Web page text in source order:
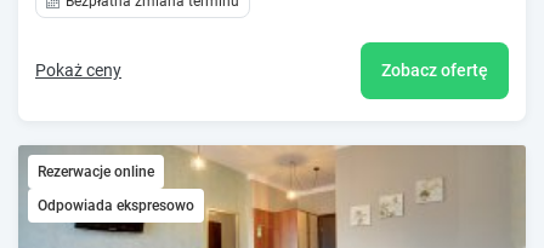
Pokaż ceny Zobacz ofertę
Rezerwacje online
Odpowiada ekspresowo